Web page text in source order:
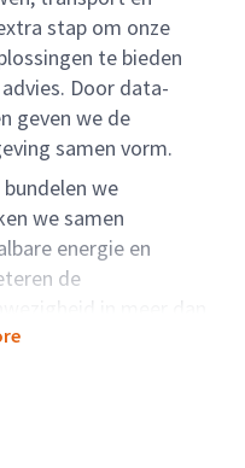
stap om onze
te bieden
Door data-
geven we de
samen vorm.
we
we samen
energie en
de
in meer dan